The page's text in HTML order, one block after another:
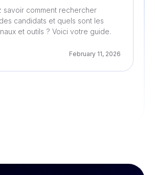
savoir comment rechercher
candidats et quels sont les
et outils ? Voici votre guide.
February 11, 2026